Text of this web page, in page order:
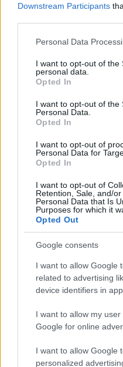
Downstream Participants
Please note that this
not limited to your visit or
grant or deny consent to
use your data for below
consent section.
Personal Data
I want to opt-out of the
personal data.
Opted In
I want to opt-out of the
Personal Data.
Opted In
I want to opt-out of
Personal Data for
Opted In
I want to opt-out of
Retention, Sale, and/
Personal Data that Is
Purposes for which it
Opted Out
Google consents
I want to allow Google
related to advertising
device identifiers in
I want to allow my
Google for online
I want to allow Google
personalized
86 Αυγερινός,
αποχωρήσαμε
«συγκεντρωτικό
τις φωτιές σε
ισχυρότερα
χρόνων»
Ελλάδα:
άρθρα
07.08.26